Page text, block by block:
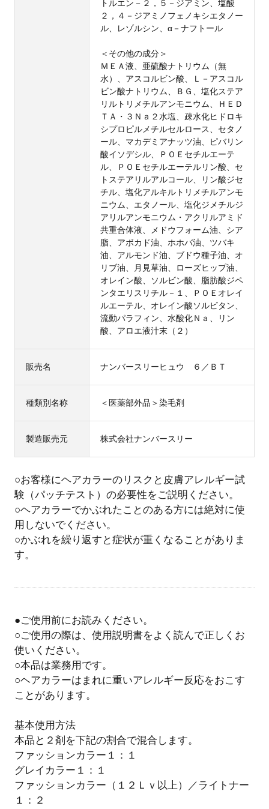
トルエン－２，５－ジアミン、塩酸
２，４－ジアミノフェノキシエタノー
ル、レゾルシン、α－ナフトール
＜その他の成分＞
ＭＥＡ液、亜硫酸ナトリウム（無
水）、アスコルビン酸、Ｌ－アスコル
ビン酸ナトリウム、ＢＧ、塩化ステア
リルトリメチルアンモニウム、ＨＥＤ
ＴＡ・３Ｎａ２水塩、疎水化ヒドロキ
シプロピルメチルセルロース、セタノ
ール、マカデミアナッツ油、ピバリン
酸イソデシル、ＰＯＥセチルエーテ
ル、ＰＯＥセチルエーテルリン酸、セ
トステアリルアルコール、リン酸ジセ
チル、塩化アルキルトリメチルアンモ
ニウム、エタノール、塩化ジメチルジ
アリルアンモニウム・アクリルアミド
共重合体液、メドウフォーム油、シア
脂、アボカド油、ホホバ油、ツバキ
油、アルモンド油、ブドウ種子油、オ
リブ油、月見草油、ローズヒップ油、
オレイン酸、ソルビン酸、脂肪酸ジペ
ンタエリスリチル－１、ＰＯＥオレイ
ルエーテル、オレイン酸ソルビタン、
流動パラフィン、水酸化Ｎａ、リン
酸、アロエ液汁末（２）
販売名 ナンバースリーヒュウ ６／ＢＴ
種類別名称 ＜医薬部外品＞染毛剤
製造販売元 株式会社ナンバースリー
○お客様にヘアカラーのリスクと皮膚アレルギー試
験（パッチテスト）の必要性をご説明ください。
○ヘアカラーでかぶれたことのある方には絶対に使
用しないでください。
○かぶれを繰り返すと症状が重くなることがありま
す。
●ご使用前にお読みください。
○ご使用の際は、使用説明書をよく読んで正しくお
使いください。
○本品は業務用です。
○ヘアカラーはまれに重いアレルギー反応をおこす
ことがあります。
基本使用方法
本品と２剤を下記の割合で混合します。
ファッションカラー１：１
グレイカラー１：１
ファッションカラー（１２Ｌｖ以上）／ライトナー
１：２